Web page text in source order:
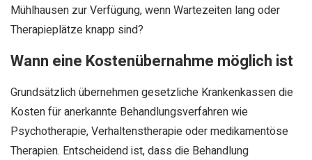
Mühlhausen zur Verfügung, wenn Wartezeiten lang oder
Therapieplätze knapp sind?
Wann eine Kostenübernahme möglich ist
Grundsätzlich übernehmen gesetzliche Krankenkassen die
Kosten für anerkannte Behandlungsverfahren wie
Psychotherapie, Verhaltenstherapie oder medikamentöse
Therapien. Entscheidend ist, dass die Behandlung